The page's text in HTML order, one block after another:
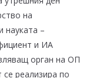
на
науката –
и ИА
орган на ОП
реализира по